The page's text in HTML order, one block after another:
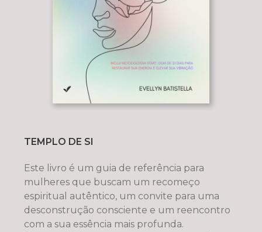
TEMPLO DE SI
Este livro é um guia de referência para
mulheres que buscam um recomeço
espiritual autêntico, um convite para uma
desconstrução consciente e um reencontro
com a sua essência mais profunda.